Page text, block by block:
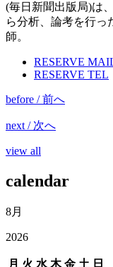
(毎日新聞出版局)は
ら分析、論考を行っ
師。
RESERVE
RESERVE TEL
before / 前へ
next / 次へ
view all
calendar
8月
2026
月 火 水 木 金 土 日